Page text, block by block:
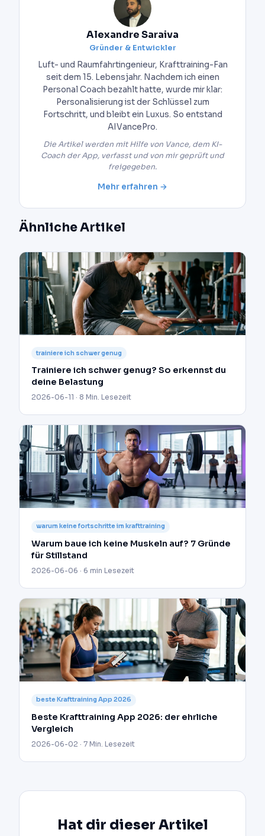
Alexandre Saraiva
Gründer & Entwickler
Luft- und Raumfahrtingenieur, Krafttraining-Fan
seit dem 15. Lebensjahr. Nachdem ich einen
Personal Coach bezahlt hatte, wurde mir klar:
Personalisierung ist der Schlüssel zum
Fortschritt, und bleibt ein Luxus. So entstand
AIVancePro.
Die Artikel werden mit Hilfe von Vance, dem KI-
Coach der App, verfasst und von mir geprüft und
freigegeben.
Mehr erfahren →
Ähnliche Artikel
trainiere ich schwer genug
Trainiere ich schwer genug? So erkennst du
deine Belastung
2026-06-11 · 8 Min. Lesezeit
warum keine fortschritte im krafttraining
Warum baue ich keine Muskeln auf? 7 Gründe
für Stillstand
2026-06-06 · 6 min Lesezeit
beste Krafttraining App 2026
Beste Krafttraining App 2026: der ehrliche
Vergleich
2026-06-02 · 7 Min. Lesezeit
Hat dir dieser Artikel